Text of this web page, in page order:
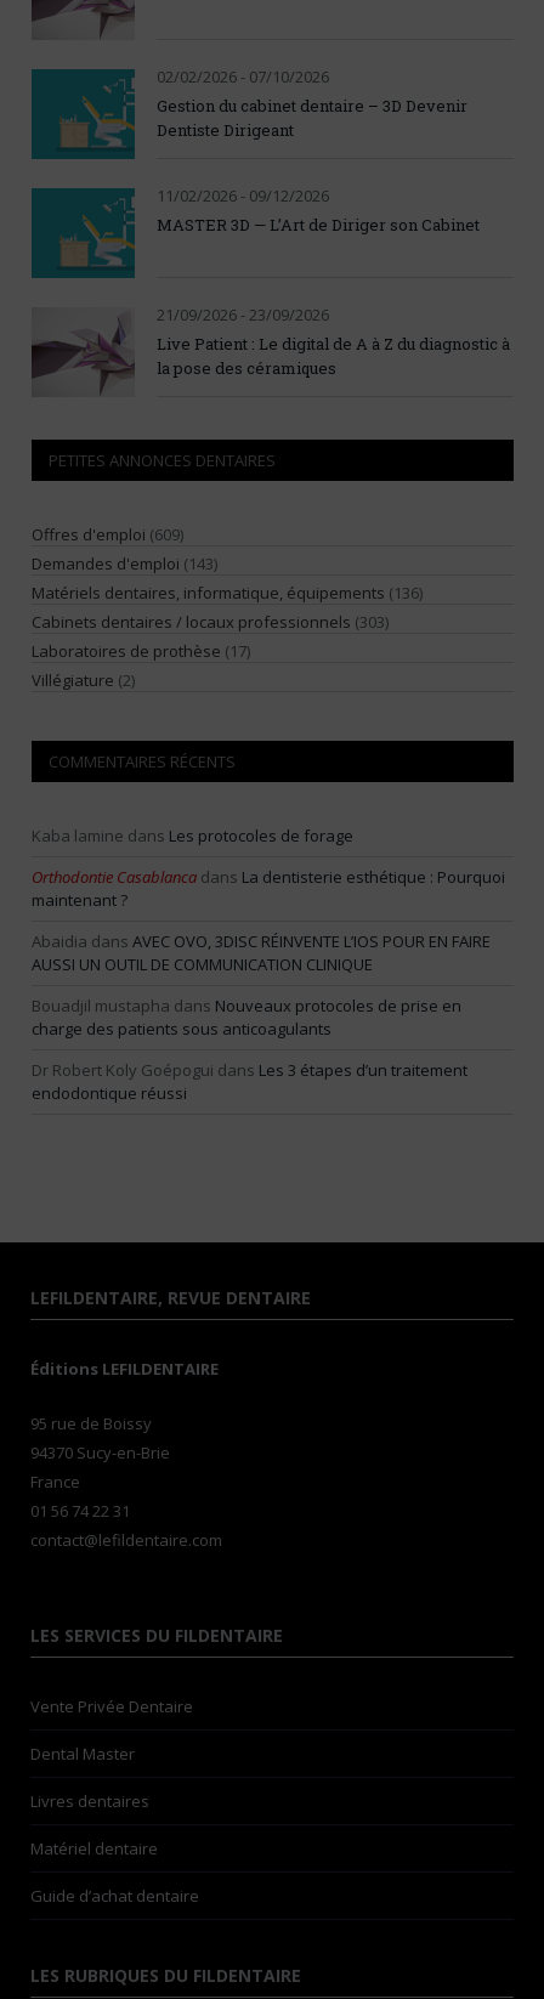
02/02/2026 - 07/10/2026
Gestion du cabinet dentaire – 3D Devenir
Dentiste Dirigeant
11/02/2026 - 09/12/2026
MASTER 3D — L’Art de Diriger son Cabinet
21/09/2026 - 23/09/2026
Live Patient : Le digital de A à Z du diagnostic à
la pose des céramiques
PETITES ANNONCES DENTAIRES
Offres d'emploi (609)
Demandes d'emploi (143)
Matériels dentaires, informatique, équipements (136)
Cabinets dentaires / locaux professionnels (303)
Laboratoires de prothèse (17)
Villégiature (2)
COMMENTAIRES RÉCENTS
Kaba lamine dans Les protocoles de forage
Orthodontie Casablanca dans La dentisterie esthétique : Pourquoi
maintenant ?
Abaidia dans AVEC OVO, 3DISC RÉINVENTE L’IOS POUR EN FAIRE
AUSSI UN OUTIL DE COMMUNICATION CLINIQUE
Bouadjil mustapha dans Nouveaux protocoles de prise en
charge des patients sous anticoagulants
Dr Robert Koly Goépogui dans Les 3 étapes d’un traitement
endodontique réussi
LEFILDENTAIRE, REVUE DENTAIRE
Éditions LEFILDENTAIRE
95 rue de Boissy
94370 Sucy-en-Brie
France
01 56 74 22 31
contact@lefildentaire.com
LES SERVICES DU FILDENTAIRE
Vente Privée Dentaire
Dental Master
Livres dentaires
Matériel dentaire
Guide d’achat dentaire
LES RUBRIQUES DU FILDENTAIRE